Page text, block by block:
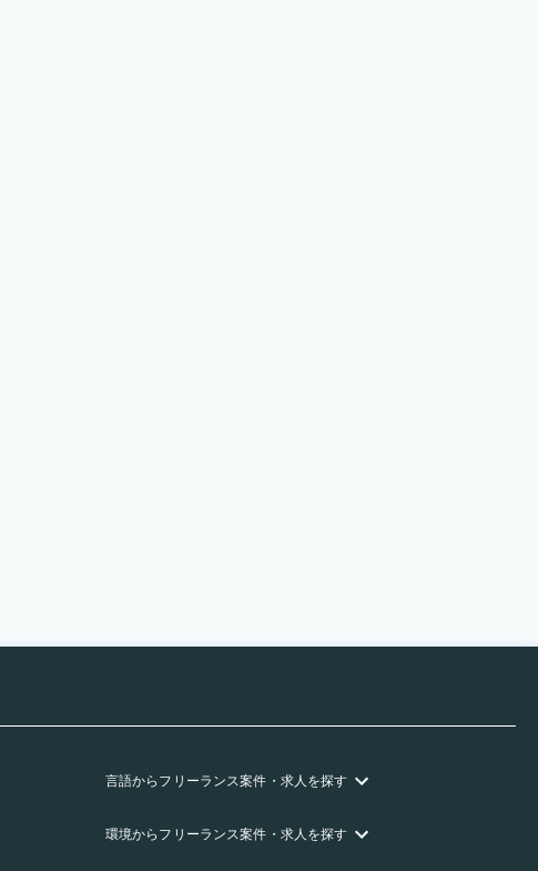
言語からフリーランス案件・求人を探す
環境からフリーランス案件・求人を探す